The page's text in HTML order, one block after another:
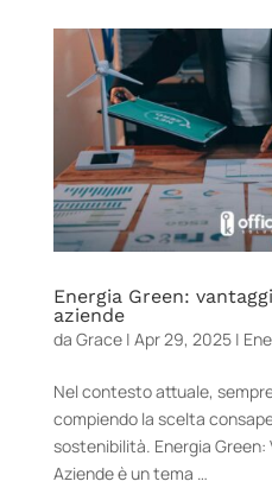
Energia Green:
aziende
da Grace| Apr 29, 2025|
Nel contesto attuale,
compiendo la scelta
sostenibilità. Energia
Aziende è un tema …